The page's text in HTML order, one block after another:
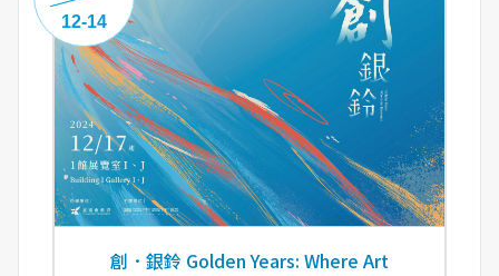
創．銀鈴 Golden Years: Where Art
12-14